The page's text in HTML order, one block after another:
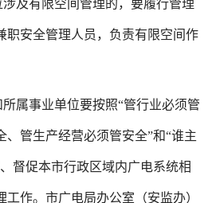
及有限空间管理的，要履行管理
职安全管理人员，负责有限空间作
属事业单位要按照“管行业必须管
、管生产经营必须管安全”和“谁主
督促本市行政区域内广电系统相
作。市广电局办公室（安监办）